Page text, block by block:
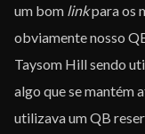
um bom linkpara os
obviamente nosso
Taysom Hill sendo
algo que se mantém
utilizava um QB